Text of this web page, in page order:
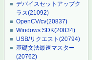
デバイスセットアップク
ラス(21092)
OpenCV/cv(20837)
Windows SDK(20834)
USB/リクエスト(20794)
基礎文法最速マスター
(20762)